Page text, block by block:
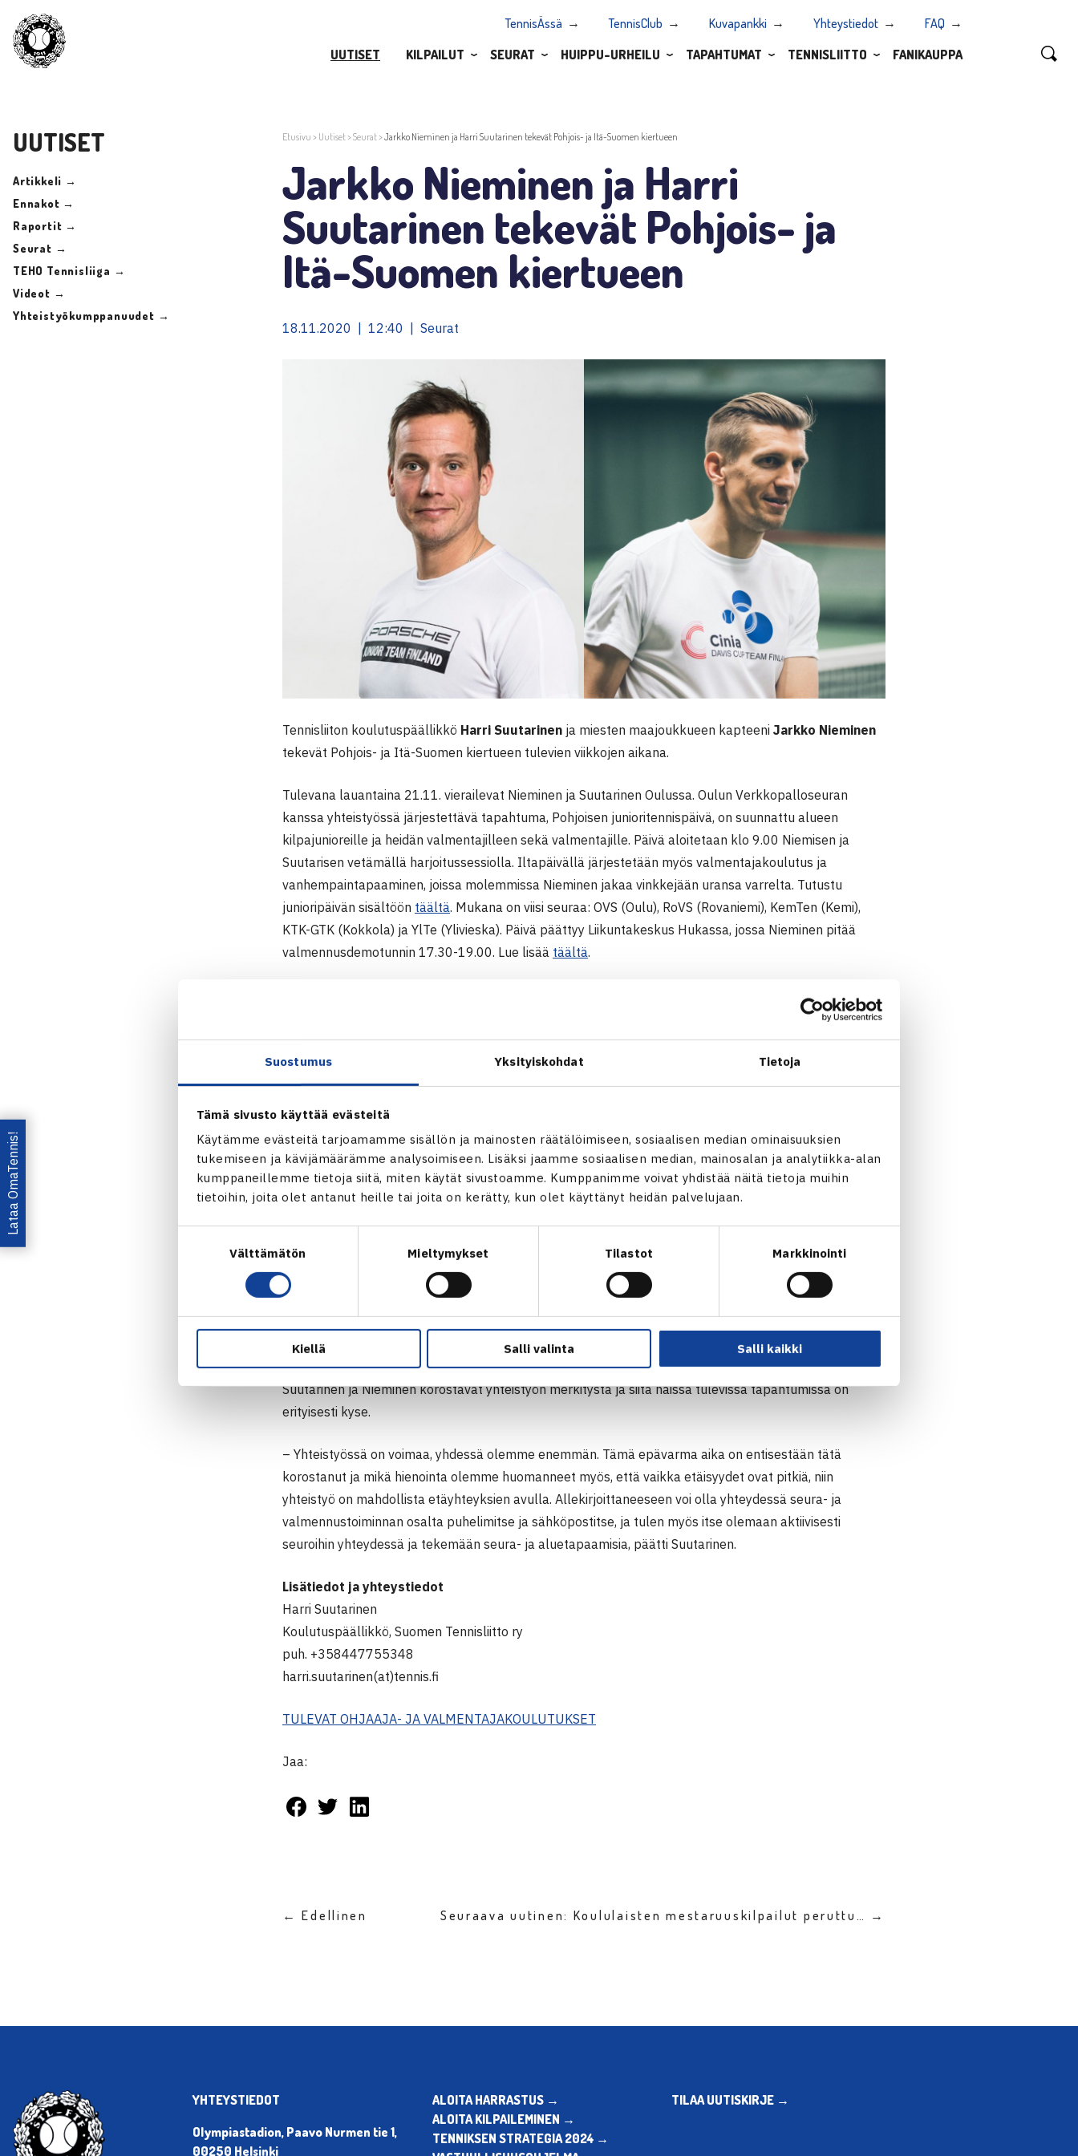
Suostumus Yksityiskohdat Tietoja
Tämä sivusto käyttää evästeitä
Käytämme evästeitä tarjoamamme sisällön ja mainosten räätälöimiseen, sosiaalisen median ominaisuuksien
tukemiseen ja kävijämäärämme analysoimiseen. Lisäksi jaamme sosiaalisen median, mainosalan ja analytiikka-alan
kumppaneillemme tietoja siitä, miten käytät sivustoamme. Kumppanimme voivat yhdistää näitä tietoja muihin
tietoihin, joita olet antanut heille tai joita on kerätty, kun olet käyttänyt heidän palvelujaan.
Välttämätön Mieltymykset Tilastot Markkinointi
Kiellä Salli valinta Salli kaikki
TennisÄssä TennisClub Kuvapankki Yhteystiedot
FAQ
UUTISET
KILPAILUT SEURAT HUIPPU-URHEILU TAPAHTUMAT TENNISLIITTO FANIKAUPPA
UUTISET
Artikkeli →
Ennakot →
Raportit →
Seurat →
TEHO Tennisliiga →
Videot →
Yhteistyökumppanuudet →
Etusivu > Uutiset>Seurat>Jarkko Nieminen ja Harri Suutarinen tekevät Pohjois- ja Itä-Suomen kiertueen
Jarkko Nieminen ja Harri
Suutarinen tekevät Pohjois- ja
Itä-Suomen kiertueen
18.11.2020 | 12:40 | Seurat
Tennisliiton koulutuspäällikkö Harri Suutarinen ja miesten maajoukkueen kapteeni Jarkko Nieminen
tekevät Pohjois- ja Itä-Suomen kiertueen tulevien viikkojen aikana.
Tulevana lauantaina 21.11. vierailevat Nieminen ja Suutarinen Oulussa. Oulun Verkkopalloseuran
kanssa yhteistyössä järjestettävä tapahtuma, Pohjoisen junioritennispäivä, on suunnattu alueen
kilpajunioreille ja heidän valmentajilleen sekä valmentajille. Päivä aloitetaan klo 9.00 Niemisen ja
Suutarisen vetämällä harjoitussessiolla. Iltapäivällä järjestetään myös valmentajakoulutus ja
vanhempaintapaaminen, joissa molemmissa Nieminen jakaa vinkkejään uransa varrelta. Tutustu
junioripäivän sisältöön täältä. Mukana on viisi seuraa: OVS (Oulu), RoVS (Rovaniemi), KemTen (Kemi),
KTK-GTK (Kokkola) ja YlTe (Ylivieska). Päivä päättyy Liikuntakeskus Hukassa, jossa Nieminen pitää
valmennusdemotunnin 17.30-19.00. Lue lisää täältä.
Viikon päästä lauantaina 28.11. matkustavat Nieminen ja Suutarinen Joensuuhun, jossa yhdessä
Karjalan Tenniksen kanssa järjestetään vastaavanlainen kohtaamis- ja koulutuspäivä. Paikalle on
tulossa myös muitakin seuroja idän suunnalta, esimerkiksi Kuopiosta ja Savonlinnasta.
– Haluamme olla tukemassa ja auttamassa suomalaisia seuroja sekä innostaa nuoria pelaamaan
vanhemmat ja vapaaehtoiset, on tulevan strategiamme keskiössä. On hienoa päästä näkemään ja
kuulemaan pohjoisen ja idän kuulumiset kasvotusten, kommentoi Suutarinen.
Seurat ja Tennisliitto ovat rakentaneet päivistä vastuulliset ja terveysasiat otetaan huomioon ajan
– Tarkoituksena on viettää antoisia, mukavia ja kehittäviä päiviä. On mukavaa päästä keskustelemaan
lasten, vanhempien ja valmentajien kanssa – odotan näistä vuorovaikutuksellisia päiviä, voimme
liittona myös jatkossa tekemään, kertoi Nieminen.
Suutarinen ja Nieminen korostavat yhteistyön merkitystä ja siitä näissä tulevissa tapahtumissa on
erityisesti kyse.
– Yhteistyössä on voimaa, yhdessä olemme enemmän. Tämä epävarma aika on entisestään tätä
korostanut ja mikä hienointa olemme huomanneet myös, että vaikka etäisyydet ovat pitkiä, niin
yhteistyö on mahdollista etäyhteyksien avulla. Allekirjoittaneeseen voi olla yhteydessä seura- ja
valmennustoiminnan osalta puhelimitse ja sähköpostitse, ja tulen myös itse olemaan aktiivisesti
seuroihin yhteydessä ja tekemään seura- ja aluetapaamisia, päätti Suutarinen.
Lisätiedot ja yhteystiedot
Harri Suutarinen
Koulutuspäällikkö, Suomen Tennisliitto ry
puh. +358447755348
harri.suutarinen(at)tennis.fi
TULEVAT OHJAAJA- JA VALMENTAJAKOULUTUKSET
Jaa:
← Edellinen Seuraava uutinen: Koululaisten mestaruuskilpailut peruttu… →
Lataa OmaTennis!
YHTEYSTIEDOT
Olympiastadion, Paavo Nurmen tie 1,
00250 Helsinki
ALOITA HARRASTUS →
ALOITA KILPAILEMINEN →
TENNIKSEN STRATEGIA 2024 →
TILAA UUTISKIRJE →